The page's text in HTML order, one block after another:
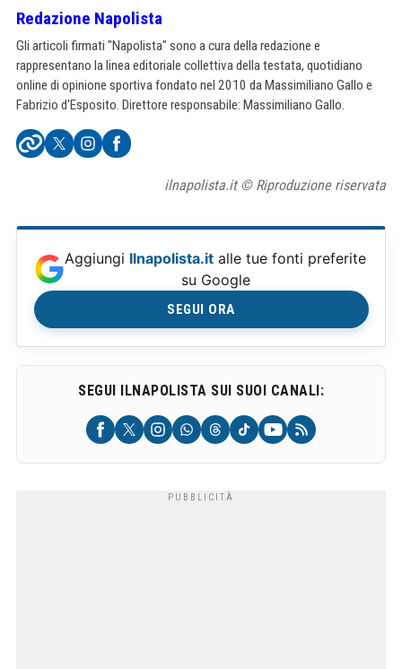
Redazione Napolista
Gli articoli firmati "Napolista" sono a cura della redazione e
rappresentano la linea editoriale collettiva della testata, quotidiano
online di opinione sportiva fondato nel 2010 da Massimiliano Gallo e
Fabrizio d'Esposito. Direttore responsabile: Massimiliano Gallo.
ilnapolista.it © Riproduzione riservata
Aggiungi Ilnapolista.it alle tue fonti preferite
su Google
SEGUI ORA
SEGUI ILNAPOLISTA SUI SUOI CANALI: